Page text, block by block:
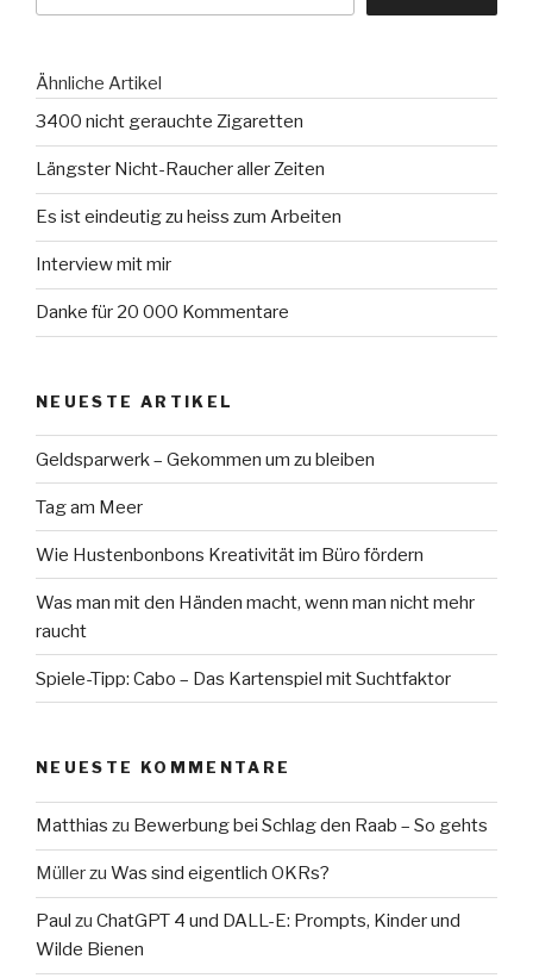
Ähnliche Artikel
3400 nicht gerauchte Zigaretten
Längster Nicht-Raucher aller Zeiten
Es ist eindeutig zu heiss zum Arbeiten
Interview mit mir
Danke für 20 000 Kommentare
NEUESTE ARTIKEL
Geldsparwerk – Gekommen um zu bleiben
Tag am Meer
Wie Hustenbonbons Kreativität im Büro fördern
Was man mit den Händen macht, wenn man nicht mehr
raucht
Spiele-Tipp: Cabo – Das Kartenspiel mit Suchtfaktor
NEUESTE KOMMENTARE
Matthias zu Bewerbung bei Schlag den Raab – So gehts
Müllerzu Was sind eigentlich OKRs?
Paul zu ChatGPT 4 und DALL-E: Prompts, Kinder und
Wilde Bienen